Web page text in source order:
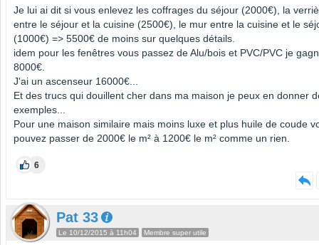
Je lui ai dit si vous enlevez les coffrages du séjour (2000€), la
entre le séjour et la cuisine (2500€), le mur entre la cuisine et le
(1000€) => 5500€ de moins sur quelques détails.
idem pour les fenêtres vous passez de Alu/bois et PVC/PVC je
8000€.
J'ai un ascenseur 16000€...
Et des trucs qui douillent cher dans ma maison je peux en donner
exemples...
Pour une maison similaire mais moins luxe et plus huile de coude
pouvez passer de 2000€ le m² à 1200€ le m² comme un rien.
6
Pat 33
Le 10/12/2015 à 11h04 Membre super utile